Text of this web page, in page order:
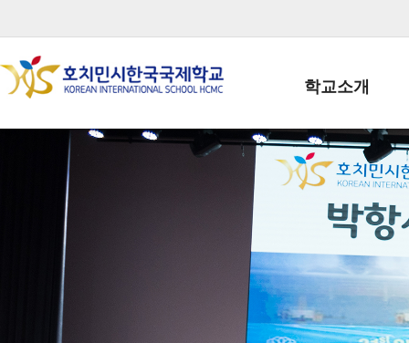
학교소개
학교장인사말
학생회장인사말
학교상징
학교 CI
교직원현황
학생현황